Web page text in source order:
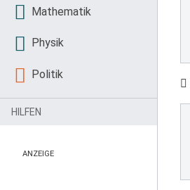
Mathematik
Physik
Politik
HILFEN
ANZEIGE